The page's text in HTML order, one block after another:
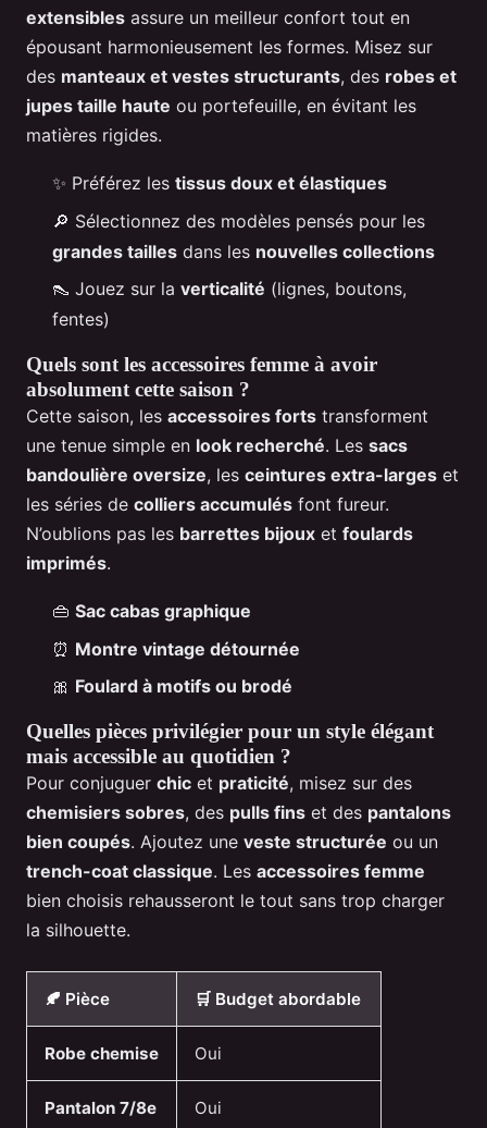
extensibles assure un meilleur confort tout en
épousant harmonieusement les formes. Misez sur
des manteaux et vestes structurants, des robes et
jupes taille haute ou portefeuille, en évitant les
matières rigides.
✨ Préférez les tissus doux et élastiques
🔎 Sélectionnez des modèles pensés pour les
grandes tailles dans les nouvelles collections
👠 Jouez sur la verticalité (lignes, boutons,
fentes)
Quels sont les accessoires femme à avoir
absolument cette saison ?
Cette saison, les accessoires forts transforment
une tenue simple en look recherché. Les sacs
bandoulière oversize, les ceintures extra-larges et
les séries de colliers accumulés font fureur.
N’oublions pas les barrettes bijoux et foulards
imprimés.
👜 Sac cabas graphique
⏰ Montre vintage détournée
🎀 Foulard à motifs ou brodé
Quelles pièces privilégier pour un style élégant
mais accessible au quotidien ?
Pour conjuguer chic et praticité, misez sur des
chemisiers sobres, des pulls fins et des pantalons
bien coupés. Ajoutez une veste structurée ou un
trench-coat classique. Les accessoires femme
bien choisis rehausseront le tout sans trop charger
la silhouette.
🍂 Pièce 🛒 Budget abordable
Robe chemise Oui
Pantalon 7/8e Oui